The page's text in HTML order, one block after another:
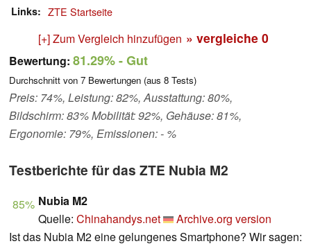
Links ZTE Startseite
[+] Zum Vergleich hinzufügen » vergleiche 0
Bewertung: 81.29%- Gut
Durchschnitt von 7 Bewertungen (aus 8 Tests)
Preis: 74%, Leistung: 82%, Ausstattung: 80%,
Bildschirm: 83% Mobilität: 92%, Gehäuse: 81%,
Ergonomie: 79%, Emissionen: - %
Testberichte für das ZTE Nubia M2
85% Nubia M2
Quelle: Chinahandys.net
Archive.org version
Ist das Nubia M2 eine gelungenes Smartphone? Wir sagen: